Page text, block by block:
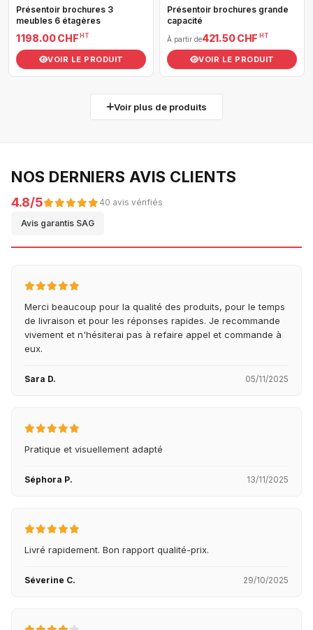
Présentoir brochures 3
meubles 6 étagères
1 198.00 CHF HT
VOIR LE PRODUIT
Présentoir brochures grande
capacité
À partir de421.50 CHF HT
VOIR LE PRODUIT
Voir plus de produits
NOS DERNIERS AVIS CLIENTS
4.8/5 40 avis vérifiés
Avis garantis SAG
Merci beaucoup pour la qualité des produits, pour le temps
de livraison et pour les réponses rapides. Je recommande
vivement et n'hésiterai pas à refaire appel et commande à
eux.
Sara D. 05/11/2025
Pratique et visuellement adapté
Séphora P. 13/11/2025
Livré rapidement. Bon rapport qualité-prix.
Séverine C. 29/10/2025